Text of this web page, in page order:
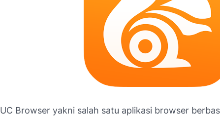
UC Browser yakni salah satu aplikasi browser